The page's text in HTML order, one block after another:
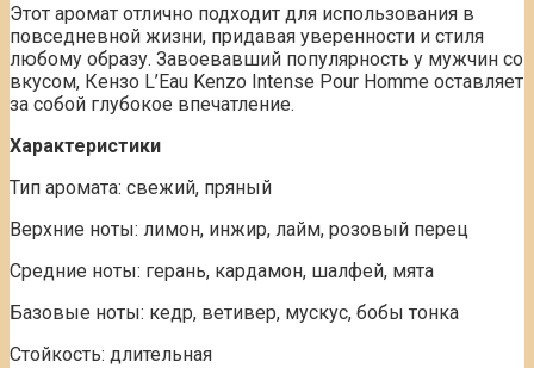
Этот аромат отлично подходит для использования в
повседневной жизни, придавая уверенности и стиля
любому образу. Завоевавший популярность у мужчин со
вкусом, Кензо L’Eau Kenzo Intense Pour Homme оставляет
за собой глубокое впечатление.
Характеристики
Тип аромата: свежий, пряный
Верхние ноты: лимон, инжир, лайм, розовый перец
Средние ноты: герань, кардамон, шалфей, мята
Базовые ноты: кедр, ветивер, мускус, бобы тонка
Стойкость: длительная